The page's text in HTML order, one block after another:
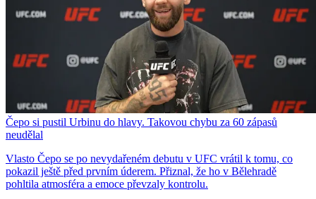
Čepo si pustil Urbinu do hlavy. Takovou chybu za 60 zápasů
neudělal
Vlasto Čepo se po nevydařeném debutu v UFC vrátil k tomu, co
pokazil ještě před prvním úderem. Přiznal, že ho v Bělehradě
pohltila atmosféra a emoce převzaly kontrolu.